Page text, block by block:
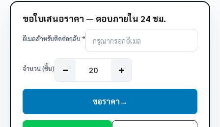
ขอใบเสนอราคา — ตอบภายใน 24 ชม.
อีเมลสำหรับติดต่อกลับ *
จำนวน (ชิ้น)
ขอราคา→